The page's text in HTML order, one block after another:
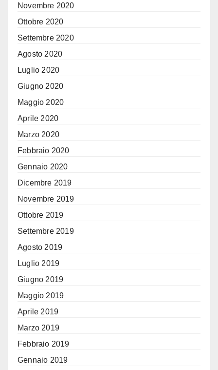
Novembre 2020
Ottobre 2020
Settembre 2020
Agosto 2020
Luglio 2020
Giugno 2020
Maggio 2020
Aprile 2020
Marzo 2020
Febbraio 2020
Gennaio 2020
Dicembre 2019
Novembre 2019
Ottobre 2019
Settembre 2019
Agosto 2019
Luglio 2019
Giugno 2019
Maggio 2019
Aprile 2019
Marzo 2019
Febbraio 2019
Gennaio 2019